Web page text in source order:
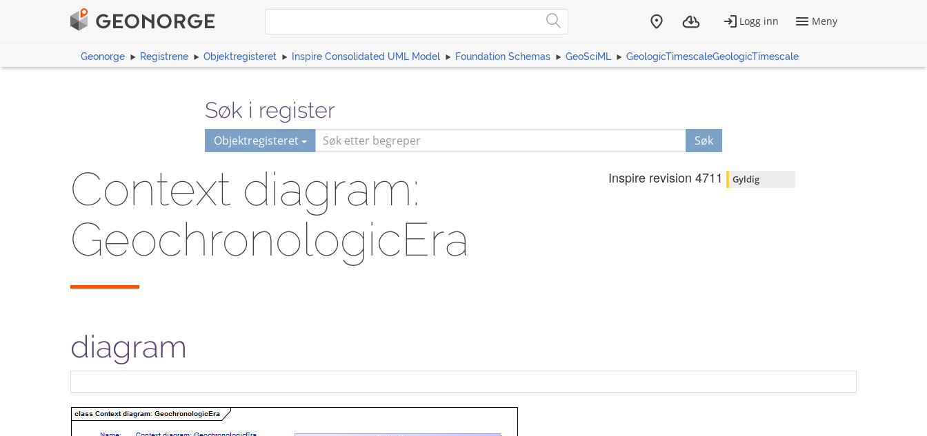
Geonorge Registrene Objektregisteret Inspire Consolidated UML Model Foundation Schemas GeoSciML GeologicTimescaleGeologicTimescale
Søk i register
Objektregisteret Søk
Context diagram:
GeochronologicEra
diagram
Inspire revision 4711 Gyldig